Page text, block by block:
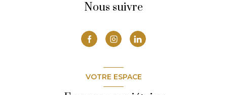
Nous suivre
VOTRE ESPACE